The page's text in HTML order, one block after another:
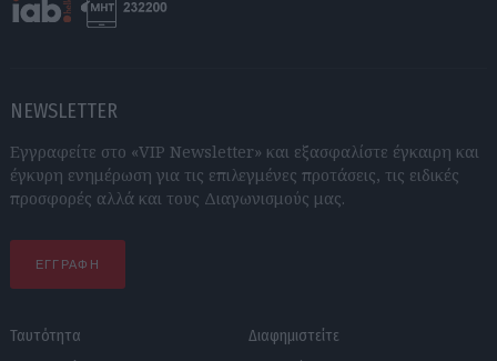
NEWSLETTER
Εγγραφείτε στο «VIP Newsletter» και εξασφαλίστε έγκαιρη και
έγκυρη ενημέρωση για τις επιλεγμένες προτάσεις, τις ειδικές
προσφορές αλλά και τους Διαγωνισμούς μας.
ΕΓΓΡΑΦΗ
Ταυτότητα
Διαφημιστείτε